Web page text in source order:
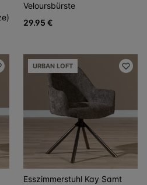
Veloursbürste
29.95 €
URBAN LOFT
Esszimmerstuhl Kay Samt